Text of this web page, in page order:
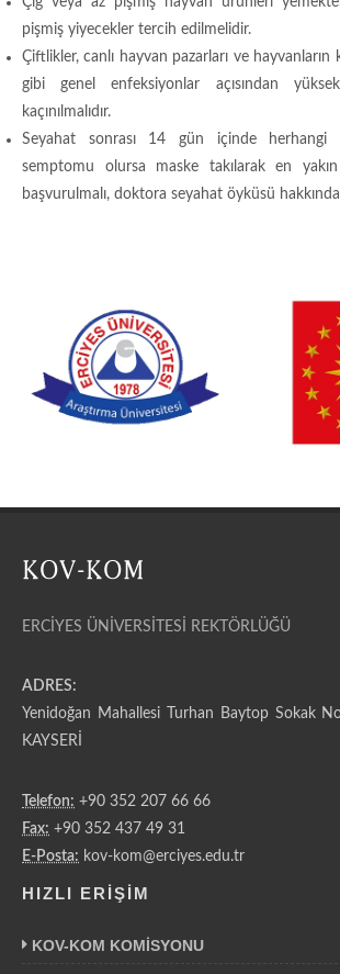
pişmiş yiyecekler tercih edilmelidir.
Çiftlikler, canlı hayvan pazarları ve hayvanların
gibi genel enfeksiyonlar açısından
kaçınılmalıdır.
Seyahat sonrası 14 gün içinde
semptomu olursa maske takılarak en
başvurulmalı, doktora seyahat öyküsü
ERCİYES ÜNİVERSİTESİ REKTÖRLÜĞÜ
ADRES:
Yenidoğan Mahallesi Turhan Baytop Sokak
KAYSERİ
Telefon: +90 352 207 66 66
Fax: +90 352 437 49 31
E-Posta: kov-kom@erciyes.edu.tr
HIZLI ERİŞİM
KOV-KOM KOMİSYONU